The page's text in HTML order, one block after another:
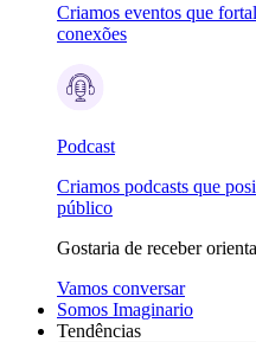
Criamos eventos que
conexões
Podcast
Criamos podcasts que
público
Gostaria de receber
Vamos conversar
Somos Imaginario
Tendências